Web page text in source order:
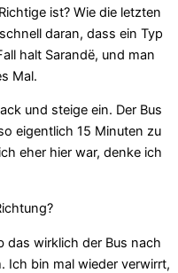
ist? Wie die letzten
daran, dass ein Typ
halt Sarandë, und man
Mal.
und steige ein. Der Bus
eigentlich 15 Minuten zu
eher hier war, denke ich
das wirklich der Bus nach
Ich bin mal wieder verwirrt,